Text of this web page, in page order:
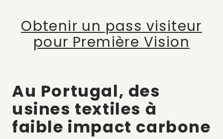
Obtenir un pass visiteur
pour Première Vision
Au Portugal, des
usines textiles à
faible impact carbone